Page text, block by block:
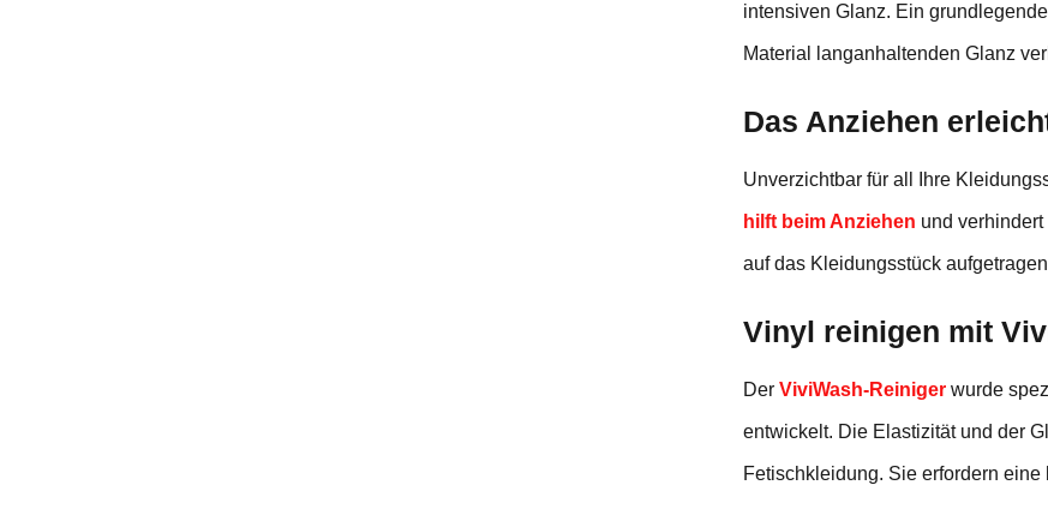
intensiven Glanz. Ein
Material langanhaltenden Glanz
Das Anziehen
Unverzichtbar für all Ihre
hilft beim Anziehen und
auf das Kleidungsstück
Vinyl reinigen mit
Der ViviWash-Reinigerwurde
entwickelt. Die Elastizität und der
Fetischkleidung. Sie erfordern